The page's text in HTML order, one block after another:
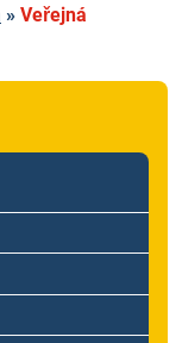
» Veřejná